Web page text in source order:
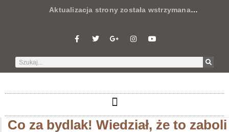
Aktualizacja strony została wstrzymana…
Co za bydlak! Wiedział, że to zaboli